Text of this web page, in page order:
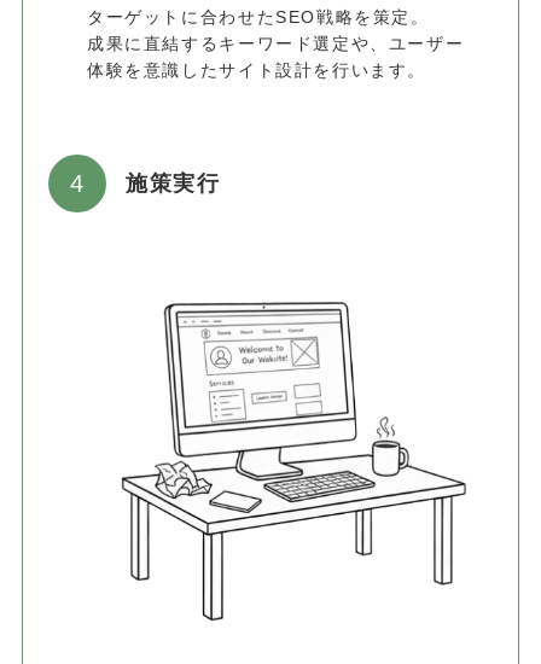
ターゲットに合わせたSEO戦略を策定。
成果に直結するキーワード選定や、ユーザー
体験を意識したサイト設計を行います。
施策実行